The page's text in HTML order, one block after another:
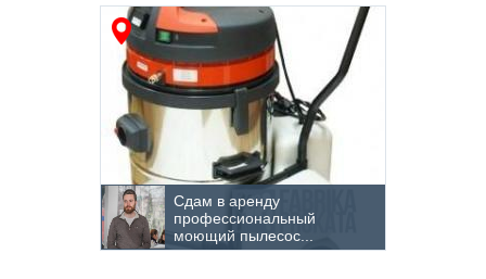
Отрезное оборудование и инструмент
Очистка поверхностей
Парогенераторы
Плиткорезы и камнерезы
Погрузчики
Подъемные краны
Сдам в аренду
профессиональный
моющий пылесос...